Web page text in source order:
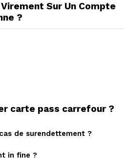
Sur Un Compte
?
carte pass carrefour ?
de surendettement ?
in fine ?